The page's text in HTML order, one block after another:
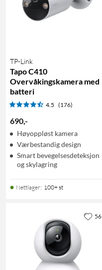
TP-Link
Tapo C410
Overvåkingskamera med
batteri
4.5 (176)
690,-
Høyoppløst kamera
Værbestandig design
Smart bevegelsesdeteksjon
og skylagring
Nettlager: 100+ st
56